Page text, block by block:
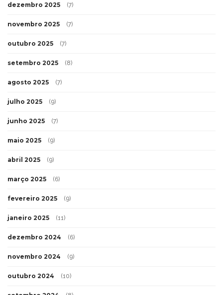
dezembro 2025 (7)
novembro 2025 (7)
outubro 2025 (7)
setembro 2025 (8)
agosto 2025 (7)
julho 2025 (9)
junho 2025 (7)
maio 2025 (9)
abril 2025 (9)
março 2025 (6)
fevereiro 2025 (9)
janeiro 2025 (11)
dezembro 2024 (6)
novembro 2024 (9)
outubro 2024 (10)